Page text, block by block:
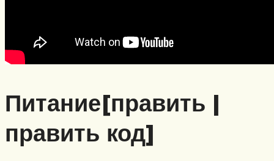
Питание[править |
править код]